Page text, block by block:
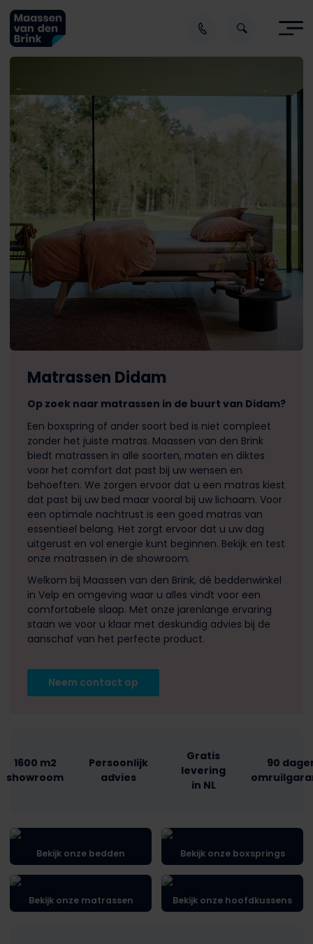
Matrassen Didam
Op zoek naar matrassen in de buurt van Didam?
Een boxspring of ander soort bed is niet compleet
zonder het juiste matras. Maassen van den Brink
biedt matrassen in alle soorten, maten en diktes
voor het comfort dat past bij uw wensen en
behoeften. We zorgen ervoor dat u een matras kiest
dat past bij uw bed maar vooral bij uw lichaam. Voor
een optimale nachtrust is een goed matras van
essentieel belang. Het zorgt ervoor dat u uw dag
uitgerust en vol energie kunt beginnen. Bekijk en test
onze matrassen in de showroom.
Welkom bij Maassen van den Brink, dé beddenwinkel
in Velp en omgeving waar u alles vindt voor een
comfortabele slaap. Met onze jarenlange ervaring
staan we voor u klaar met deskundig advies bij de
aanschaf van het perfecte product.
Neem contact op
1600 m2
showroom
Persoonlijk
advies
Gratis
levering
in NL
90
Bekijk onze bedden Bekijk onze boxsprings
Bekijk onze matrassen Bekijk onze hoofdkussens